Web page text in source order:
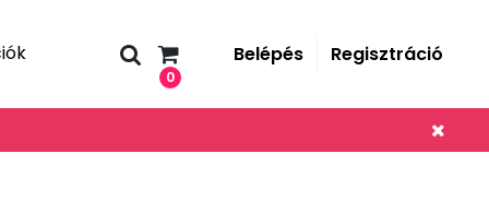
0
Belépés Regisztráció